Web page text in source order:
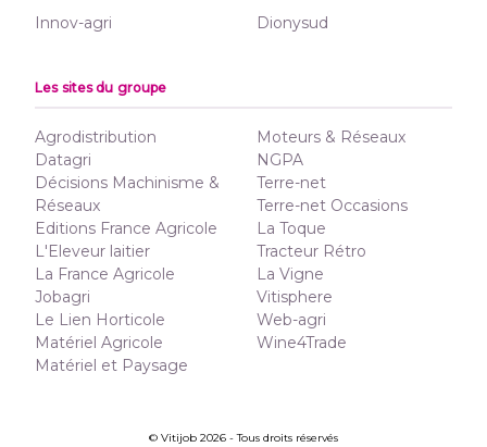
Innov-agri Dionysud
Les sites du groupe
Agrodistribution
Datagri
Décisions Machinisme &
Réseaux
Editions France Agricole
L'Eleveur laitier
La France Agricole
Jobagri
Le Lien Horticole
Matériel Agricole
Matériel et Paysage
Moteurs & Réseaux
NGPA
Terre-net
Terre-net Occasions
La Toque
Tracteur Rétro
La Vigne
Vitisphere
Web-agri
Wine4Trade
© Vitijob 2026 - Tous droits réservés